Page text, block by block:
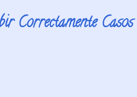
Correctamente Casos